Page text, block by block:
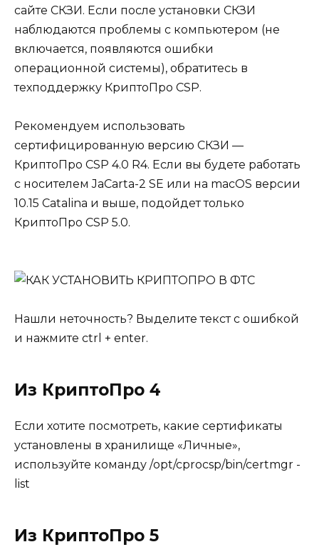
сайте СКЗИ. Если после установки СКЗИ
наблюдаются проблемы с компьютером (не
включается, появляются ошибки
операционной системы), обратитесь в
техподдержку КриптоПро CSP.
Рекомендуем использовать
сертифицированную версию СКЗИ —
КриптоПро CSP 4.0 R4. Если вы будете работать
с носителем JaCarta-2 SE или на macOS версии
10.15 Catalina и выше, подойдет только
КриптоПро CSP 5.0.
Нашли неточность? Выделите текст с ошибкой
и нажмите ctrl + enter.
Из КриптоПро 4
Если хотите посмотреть, какие сертификаты
установлены в хранилище «Личные»,
используйте команду /opt/cprocsp/bin/certmgr -
list
Из КриптоПро 5